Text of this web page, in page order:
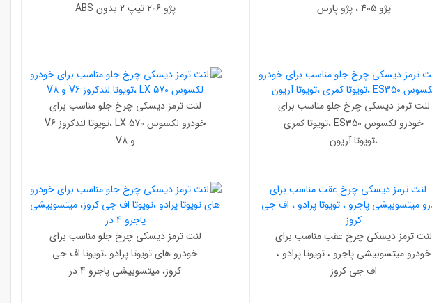
پژو 405 ، پژو پارس
پژو 206 تیپ 2 بدون ABS
لنت ترمز دیسکی چرخ جلو مناسب برای
خودرو لکسوس ES350 ،تویوتا کمری
،تویوتا آریون
لنت ترمز دیسکی چرخ جلو مناسب برای
خودرو لکسوس LX 570 ،تویوتا لندکروز V6
و V8
لنت ترمز دیسکی چرخ عقب مناسب برای
خودرو میتسوبیشی پاجرو ، تویوتا پرادو ،
اف جی کروز
لنت ترمز دیسکی چرخ جلو مناسب برای
خودرو های تویوتا پرادو ،تویوتا اف جی
کروز، میتسوبیشی پاجرو 4 در